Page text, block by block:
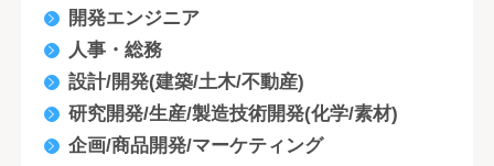
開発エンジニア
人事・総務
設計/開発(建築/土木/不動産)
研究開発/生産/製造技術開発(化学/素材)
企画/商品開発/マーケティング